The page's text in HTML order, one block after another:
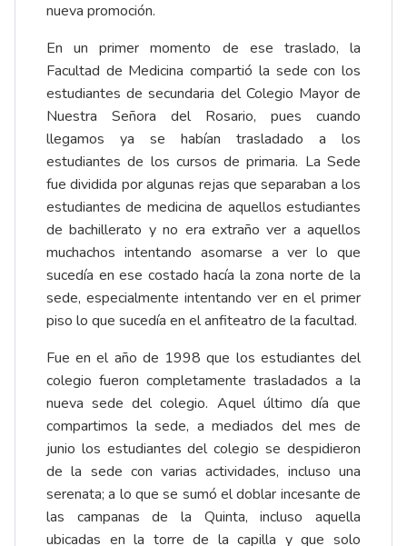
nueva promoción.
En un primer momento de ese traslado, la
Facultad de Medicina compartió la sede con los
estudiantes de secundaria del Colegio Mayor de
Nuestra Señora del Rosario, pues cuando
llegamos ya se habían trasladado a los
estudiantes de los cursos de primaria. La Sede
fue dividida por algunas rejas que separaban a los
estudiantes de medicina de aquellos estudiantes
de bachillerato y no era extraño ver a aquellos
muchachos intentando asomarse a ver lo que
sucedía en ese costado hacía la zona norte de la
sede, especialmente intentando ver en el primer
piso lo que sucedía en el anfiteatro de la facultad.
Fue en el año de 1998 que los estudiantes del
colegio fueron completamente trasladados a la
nueva sede del colegio. Aquel último día que
compartimos la sede, a mediados del mes de
junio los estudiantes del colegio se despidieron
de la sede con varias actividades, incluso una
serenata; a lo que se sumó el doblar incesante de
las campanas de la Quinta, incluso aquella
ubicadas en la torre de la capilla y que solo